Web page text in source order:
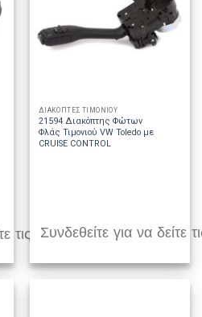
τις τιμές
ΔΙΑΚΟΠΤΕΣ ΤΙΜΟΝΙΟΥ
21594 Διακόπτης Φώτων
Φλάς Τιμονιού VW Toledo με
CRUISE CONTROL
Συνδεθείτε για να δείτε